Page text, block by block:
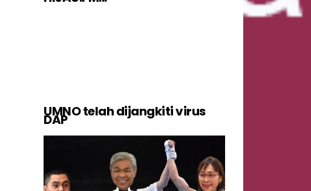
UMNO telah dijangkiti virus
DAP